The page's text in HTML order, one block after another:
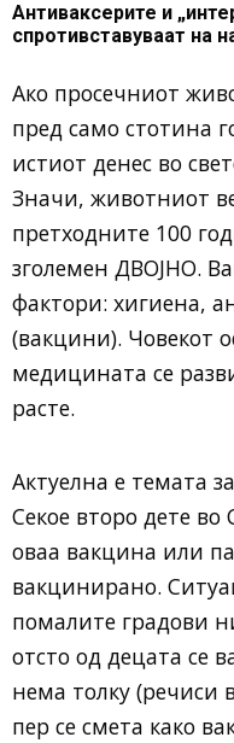
Антиваксерите и
спротивставуваат на
Ако просечниот
пред само стотина
истиот денес во
Значи, животниот
претходните 100
зголемен ДВОЈНО.
фактори: хигиена,
(вакцини). Човекот
медицината се
расте.
Актуелна е темата
Секое второ дете
оваа вакцина или
вакцинирано.
помалите градови
отсто од децата се
нема толку (речиси
пер се смета како